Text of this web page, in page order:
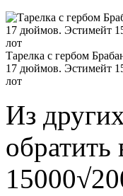
Тарелка с гербом
17 дюймов. Эстимейт
лот
Из